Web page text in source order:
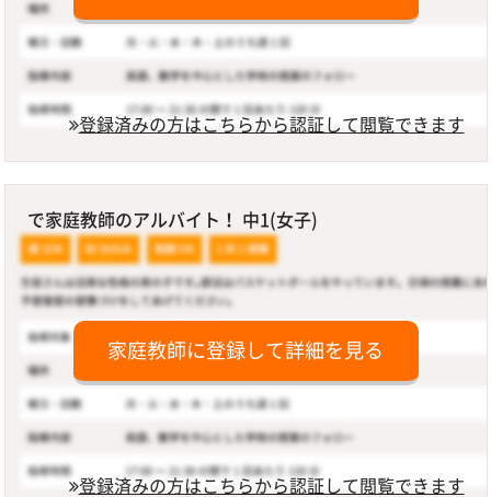
登録済みの方はこちらから認証して閲覧できます
で家庭教師のアルバイト！ 中1(女子)
家庭教師に登録して詳細を見る
登録済みの方はこちらから認証して閲覧できます